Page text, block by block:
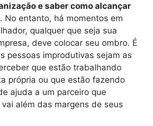
e saber como alcançar
. No entanto, há momentos em
qualquer que seja sua
deve colocar seu ombro. É
pessoas improdutivas sejam as
que estão trabalhando
própria ou que estão fazendo
ajuda a um parceiro que
além das margens de seus